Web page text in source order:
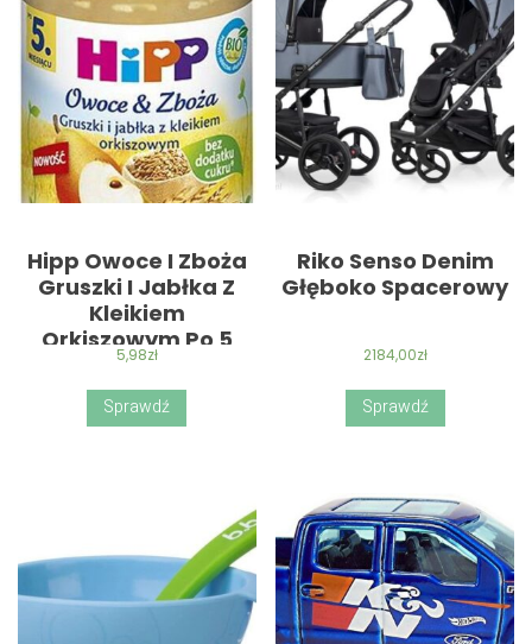
Hipp Owoce I Zboża
Gruszki I Jabłka Z
Kleikiem
Orkiszowym Po 5
Miesiącu 190G
5,98zł
Sprawdź
Riko Senso Denim
Głęboko Spacerowy
2184,00zł
Sprawdź